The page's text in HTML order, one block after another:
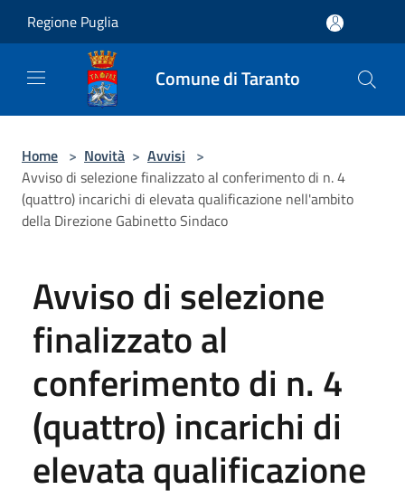
Regione Puglia
Comune di Taranto
Home > Novità > Avvisi >
Avviso di selezione finalizzato al conferimento di n. 4
(quattro) incarichi di elevata qualificazione nell'ambito
della Direzione Gabinetto Sindaco
Avviso di selezione
finalizzato al
conferimento di n. 4
(quattro) incarichi di
elevata qualificazione